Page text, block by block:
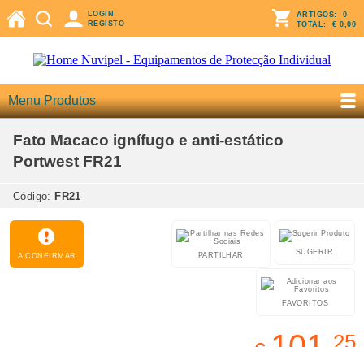
LOGIN
REGISTO
ARTIGOS: 0
TOTAL: € 0,00
Menu Produtos
Fato Macaco ignífugo e anti-estático
Portwest FR21
Código: FR21
A CONFIRMAR SUGERIR
PARTILHAR
FAVORITOS
25